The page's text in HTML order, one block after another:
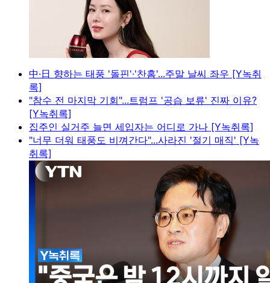
中·日 향하는 태풍 '돌핀'·'찬홈'...주말 날씨 좌우 [Y녹취
록]
"참수 전 마지막 기회"...트럼프 '공습 보류' 진짜 이유?
[Y녹취록]
집주인 실거주 늘면 세입자는 어디로 가나 [Y녹취록]
"너무 더워 태풍도 비껴간다"...사라진 '절기 매직' [Y녹
취록]